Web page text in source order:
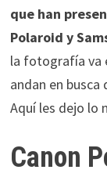
que han
Polaroid y
la fotografía va
andan en
Aquí les dejo lo
Canon